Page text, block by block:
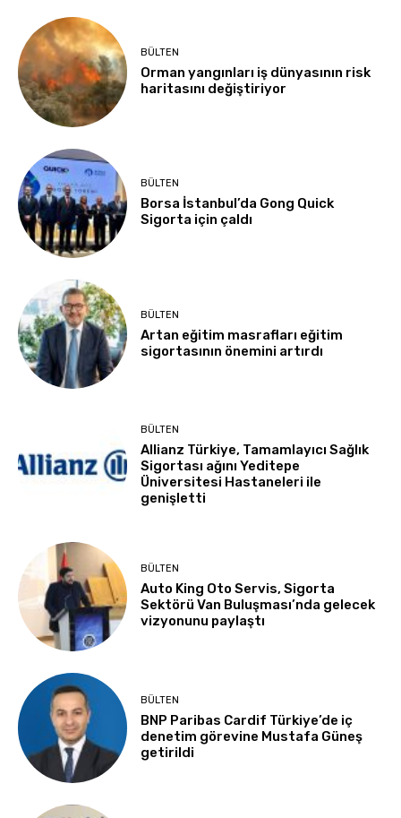
BÜLTEN
Orman yangınları iş dünyasının risk
haritasını değiştiriyor
BÜLTEN
Borsa İstanbul’da Gong Quick
Sigorta için çaldı
BÜLTEN
Artan eğitim masrafları eğitim
sigortasının önemini artırdı
BÜLTEN
Allianz Türkiye, Tamamlayıcı Sağlık
Sigortası ağını Yeditepe
Üniversitesi Hastaneleri ile
genişletti
BÜLTEN
Auto King Oto Servis, Sigorta
Sektörü Van Buluşması’nda gelecek
vizyonunu paylaştı
BÜLTEN
BNP Paribas Cardif Türkiye’de iç
denetim görevine Mustafa Güneş
getirildi